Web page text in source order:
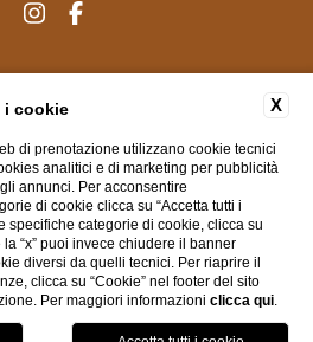
MENU
DATI SOCIETARI
PRIVACY
ACCESSIBILITÀ
BY BLASTNESS
X
i cookie
di prenotazione utilizzano cookie tecnici
analitici e di marketing per pubblicità
annunci. Per acconsentire
di cookie clicca su “Accetta tutti i
specifiche categorie di cookie, clicca su
“x” puoi invece chiudere il banner
diversi da quelli tecnici. Per riaprire il
clicca su “Cookie” nel footer del sito
Per maggiori informazioni clicca qui.